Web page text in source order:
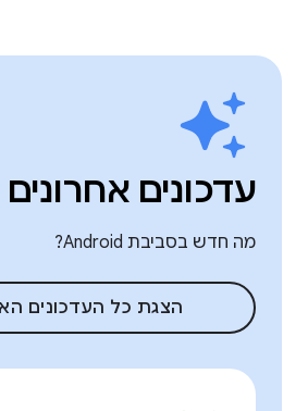
עדכונים אחרונים
מה חדש בסביבת Android?
הצגת כל העדכונים